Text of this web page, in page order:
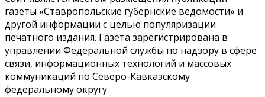
газеты «Ставропольские губернские ведомости» и
другой информации с целью популяризации
печатного издания. Газета зарегистрирована в
управлении Федеральной службы по надзору в сфере
связи, информационных технологий и массовых
коммуникаций по Северо-Кавказскому
федеральному округу.